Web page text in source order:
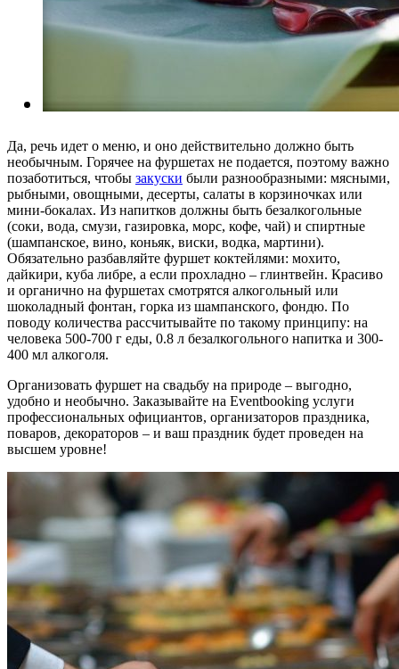
Да, речь идет о меню, и оно действительно должно быть
необычным. Горячее на фуршетах не подается, поэтому важно
позаботиться, чтобы закуски были разнообразными: мясными,
рыбными, овощными, десерты, салаты в корзиночках или
мини-бокалах. Из напитков должны быть безалкогольные
(соки, вода, смузи, газировка, морс, кофе, чай) и спиртные
(шампанское, вино, коньяк, виски, водка, мартини).
Обязательно разбавляйте фуршет коктейлями: мохито,
дайкири, куба либре, а если прохладно – глинтвейн. Красиво
и органично на фуршетах смотрятся алкогольный или
шоколадный фонтан, горка из шампанского, фондю. По
поводу количества рассчитывайте по такому принципу: на
человека 500-700 г еды, 0.8 л безалкогольного напитка и 300-
400 мл алкоголя.
Организовать фуршет на свадьбу на природе – выгодно,
удобно и необычно. Заказывайте на Eventbooking услуги
профессиональных официантов, организаторов праздника,
поваров, декораторов – и ваш праздник будет проведен на
высшем уровне!